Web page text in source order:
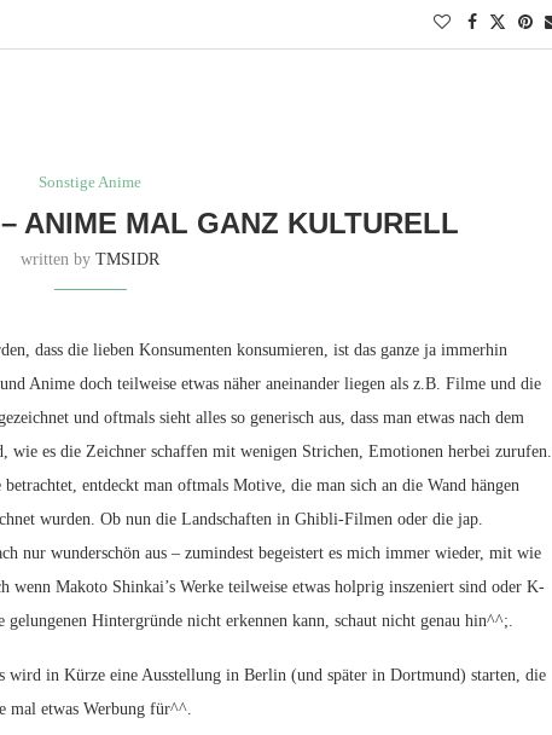
Sonstige Anime
ANIME MAL GANZ KULTURELL
written byTMSIDR
dass die lieben Konsumenten konsumieren, ist das ganze ja immerhin
Anime doch teilweise etwas näher aneinander liegen als z.B. Filme und die
und oftmals sieht alles so generisch aus, dass man etwas nach dem
wie es die Zeichner schaffen mit wenigen Strichen, Emotionen herbei zurufen.
entdeckt man oftmals Motive, die man sich an die Wand hängen
wurden. Ob nun die Landschaften in Ghibli-Filmen oder die jap.
nur wunderschön aus – zumindest begeistert es mich immer wieder, mit wie
Makoto Shinkai’s Werke teilweise etwas holprig inszeniert sind oder K-
Hintergründe nicht erkennen kann, schaut nicht genau hin^^;.
in Kürze eine Ausstellung in Berlin (und später in Dortmund) starten, die
mal etwas Werbung für^^.